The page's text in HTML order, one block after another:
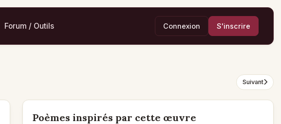
Forum / Outils Connexion S'inscrire
Suivant
Poèmes inspirés par cette œuvre